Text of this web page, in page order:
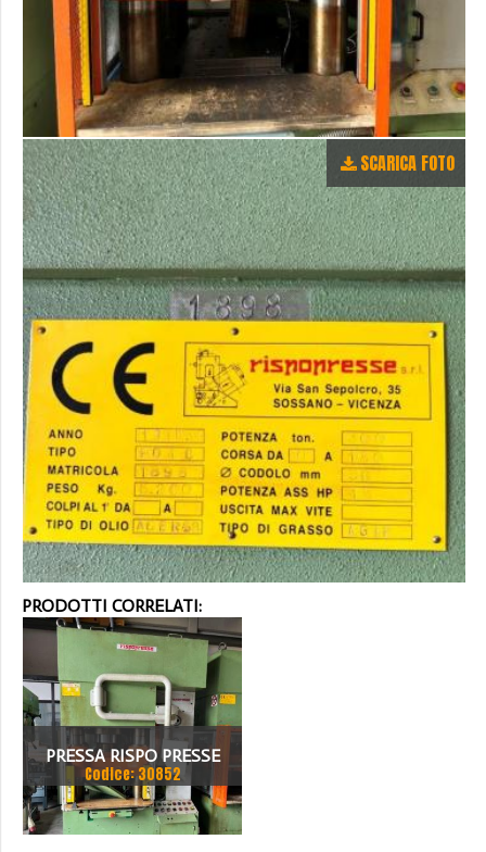
SCARICA FOTO
PRODOTTI CORRELATI:
PRESSA RISPO PRESSE
MONOBLOCCO IDRAULICA
300 TON ANNO 1995
Codice: 30852